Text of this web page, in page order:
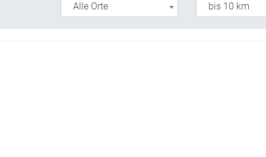
Alle Orte
bis 10 km